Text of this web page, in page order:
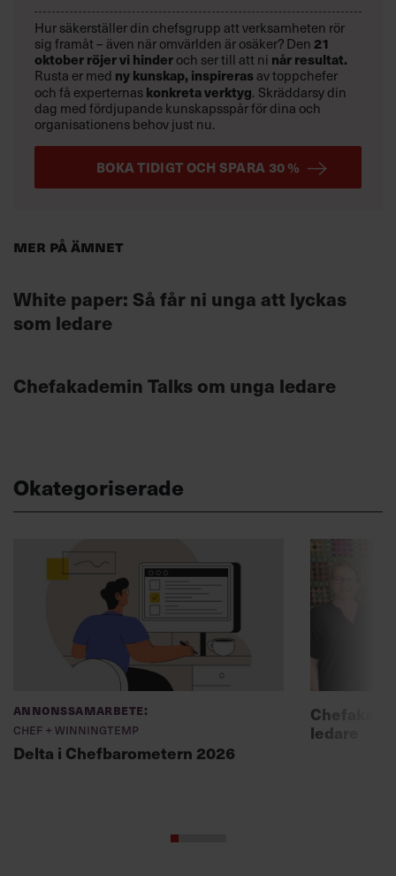
Mer på ämnet
White paper: Så får ni unga att lyckas
som ledare
Chefakademin Talks om unga ledare
Hur säkerställer din chefsgrupp att verksamheten rör
sig framåt – även när omvärlden är osäker? Den 21
oktoberröjer vi hinderoch ser till att ni når resultat.
Rusta er med ny kunskap, inspirerasav toppchefer
och få experternaskonkreta verktyg. Skräddarsy din
dag med fördjupande kunskapsspår för dina och
organisationens behov just nu.
BOKA TIDIGT OCH SPARA 30 %
Okategoriserade
Annonssamarbete:
Chef + Winningtemp
Delta i Chefbarometern 2026
ledare